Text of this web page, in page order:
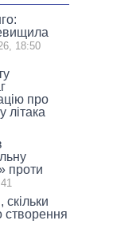
18:50
про
літака
проти
створення